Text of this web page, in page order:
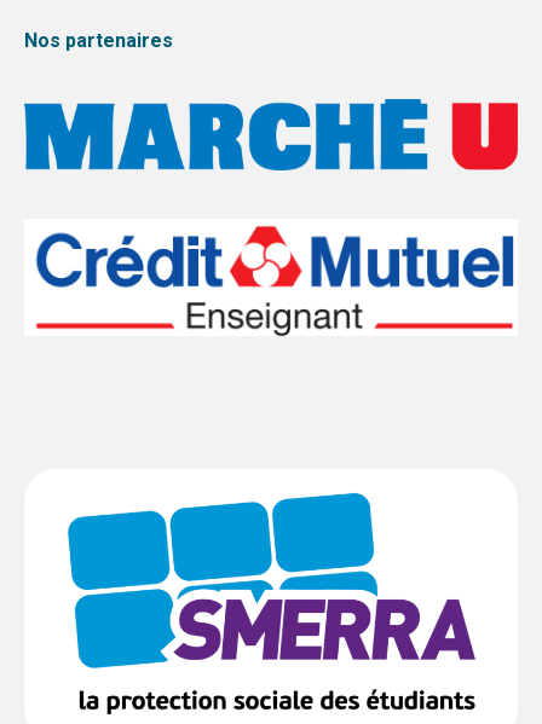
Nos partenaires